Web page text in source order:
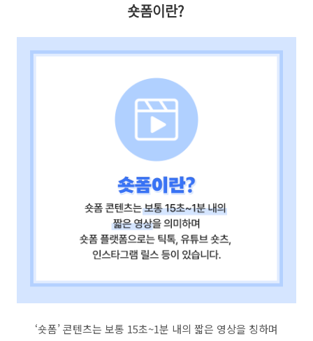
숏폼이란?
‘숏폼’콘텐츠는 보통 15초~1분 내의 짧은 영상을 칭하며